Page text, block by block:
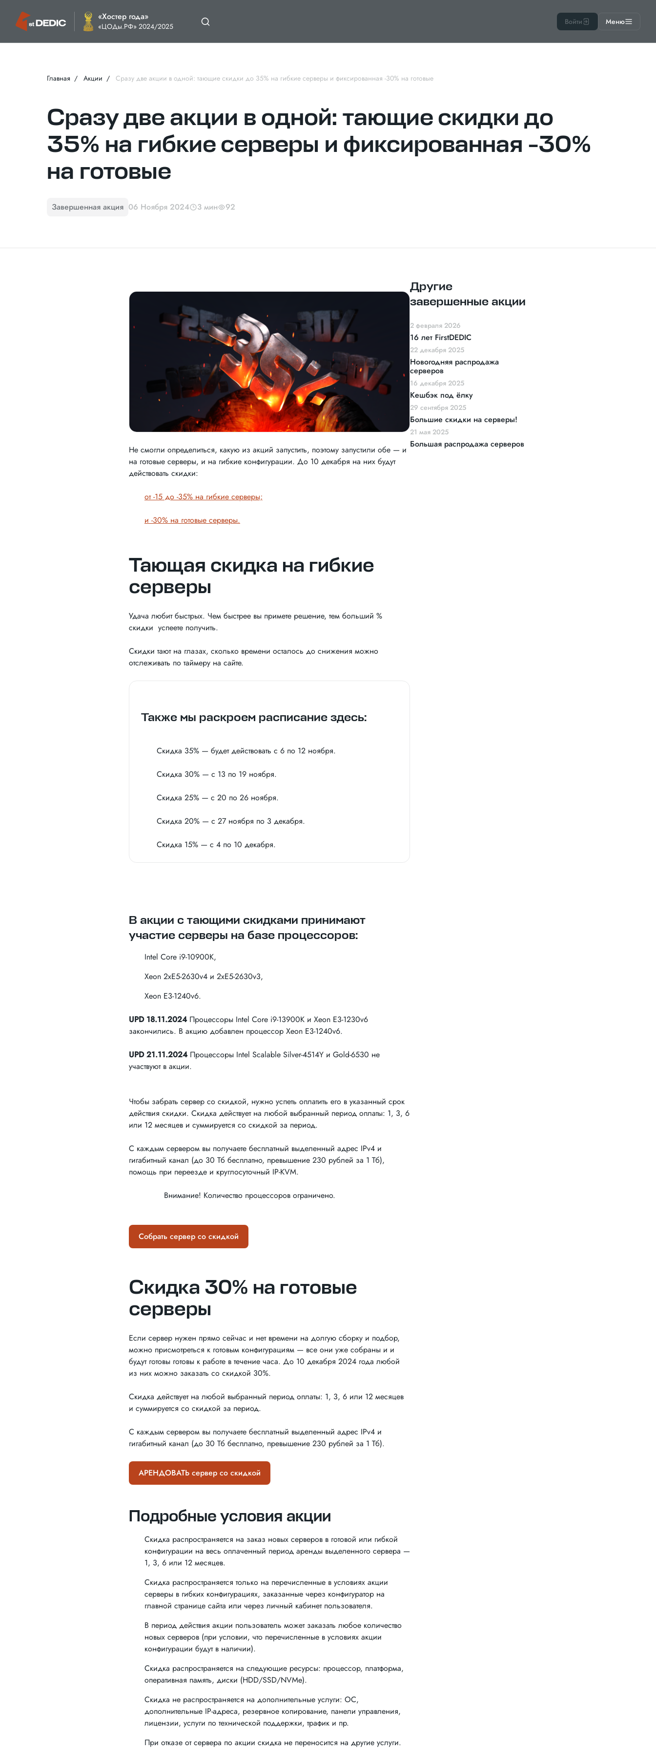
«Хостер года»
«ЦОДы.РФ» 2024/2025
Войти Меню
Главная Акции Сразу две акции в одной: тающие скидки до 35% на гибкие серверы и фиксированная -30% на готовые
Сразу две акции в одной: тающие скидки до
35% на гибкие серверы и фиксированная -30%
на готовые
Завершенная акция 06 Ноября 2024 3 мин 92
Не смогли определиться, какую из акций запустить, поэтому запустили обе — и
на готовые серверы, и на гибкие конфигурации. До 10 декабря на них будут
действовать скидки:
от -15 до -35% на гибкие серверы;
и -30% на готовые серверы.
Тающая скидка на гибкие
серверы
Удача любит быстрых. Чем быстрее вы примете решение, тем больший %
скидки успеете получить.
Скидки тают на глазах, сколько времени осталось до снижения можно
отслеживать по таймеру на сайте.
Также мы раскроем расписание здесь:
Скидка 35% — будет действовать с 6 по 12 ноября.
Скидка 30% — с 13 по 19 ноября.
Скидка 25% — с 20 по 26 ноября.
Скидка 20% — с 27 ноября по 3 декабря.
Скидка 15% — с 4 по 10 декабря.
В акции с тающими скидками принимают
участие серверы на базе процессоров:
Intel Core i9-10900K,
Xeon 2xE5-2630v4 и 2xE5-2630v3,
Xeon E3-1240v6.
UPD 18.11.2024 Процессоры Intel Core i9-13900K и Xeon E3-1230v6
закончились. В акцию добавлен процессор Xeon E3-1240v6.
UPD 21.11.2024 Процессоры Intel Scalable Silver-4514Y и Gold-6530 не
участвуют в акции.
Чтобы забрать сервер со скидкой, нужно успеть оплатить его в указанный срок
действия скидки. Скидка действует на любой выбранный период оплаты: 1, 3, 6
или 12 месяцев и суммируется со скидкой за период.
С каждым сервером вы получаете бесплатный выделенный адрес IPv4 и
гигабитный канал (до 30 Тб бесплатно, превышение 230 рублей за 1 Тб),
помощь при переезде и круглосуточный IP-KVM.
Внимание! Количество процессоров ограничено.
Собрать сервер со скидкой
Скидка 30% на готовые
серверы
Если сервер нужен прямо сейчас и нет времени на долгую сборку и подбор,
можно присмотреться к готовым конфигурациям — все они уже собраны и и
будут готовы готовы к работе в течение часа. До 10 декабря 2024 года любой
из них можно заказать со скидкой 30%.
Скидка действует на любой выбранный период оплаты: 1, 3, 6 или 12 месяцев
и суммируется со скидкой за период.
С каждым сервером вы получаете бесплатный выделенный адрес IPv4 и
гигабитный канал (до 30 Тб бесплатно, превышение 230 рублей за 1 Тб).
АРЕНДОВАТЬ сервер со скидкой
Подробные условия акции
Скидка распространяется на заказ новых серверов в готовой или гибкой
конфигурации на весь оплаченный период аренды выделенного сервера —
1, 3, 6 или 12 месяцев.
Скидка распространяется только на перечисленные в условиях акции
серверы в гибких конфигурациях, заказанные через конфигуратор на
главной странице сайта или через личный кабинет пользователя.
В период действия акции пользователь может заказать любое количество
новых серверов (при условии, что перечисленные в условиях акции
конфигурации будут в наличии).
Скидка распространяется на следующие ресурсы: процессор, платформа,
оперативная память, диски (HDD/SSD/NVMe).
Скидка не распространяется на дополнительные услуги: ОС,
дополнительные IP-адреса, резервное копирование, панели управления,
лицензии, услуги по технической поддержки, трафик и пр.
При отказе от сервера по акции скидка не переносится на другие услуги.
Другие
завершенные акции
2 февраля 2026
16 лет FirstDEDIC
22 декабря 2025
Новогодняя распродажа
серверов
16 декабря 2025
Кешбэк под ёлку
29 сентября 2025
Большие скидки на серверы!
21 мая 2025
Большая распродажа серверов